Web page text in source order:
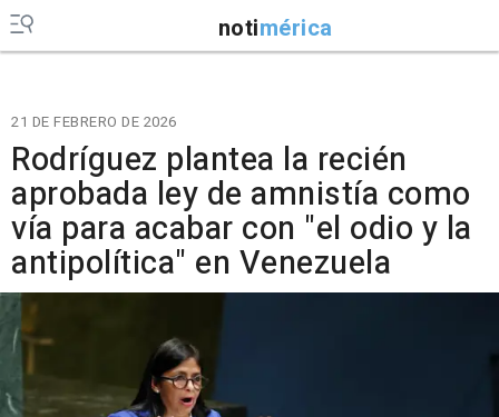
notimérica
21 DE FEBRERO DE 2026
Rodríguez plantea la recién
aprobada ley de amnistía como
vía para acabar con "el odio y la
antipolítica" en Venezuela